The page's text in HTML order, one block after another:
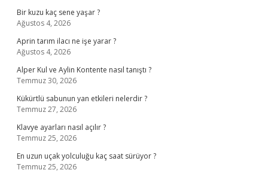
Bir kuzu kaç sene yaşar ?
Ağustos 4, 2026
Aprin tarım ilacı ne işe yarar ?
Ağustos 4, 2026
Alper Kul ve Aylin Kontente nasıl tanıştı ?
Temmuz 30, 2026
Kükürtlü sabunun yan etkileri nelerdir ?
Temmuz 27, 2026
Klavye ayarları nasıl açılır ?
Temmuz 25, 2026
En uzun uçak yolculuğu kaç saat sürüyor ?
Temmuz 25, 2026